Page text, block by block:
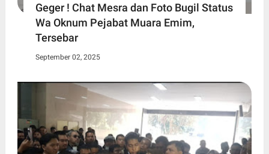
Geger ! Chat Mesra dan Foto Bugil Status
Wa Oknum Pejabat Muara Emim,
Tersebar
September 02, 2025